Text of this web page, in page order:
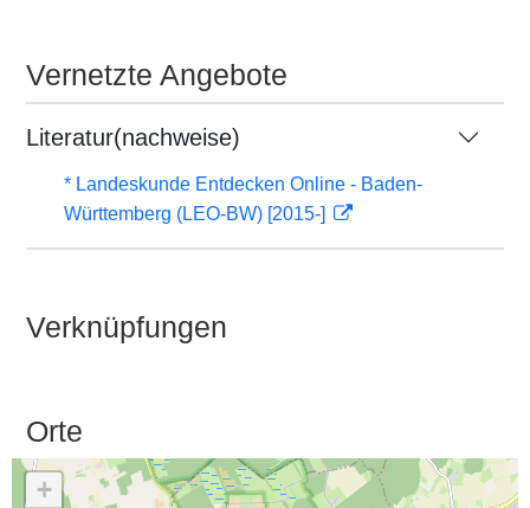
Vernetzte Angebote
Literatur(nachweise)
* Landeskunde Entdecken Online - Baden-
Württemberg (LEO-BW) [2015-]
Verknüpfungen
Orte
+